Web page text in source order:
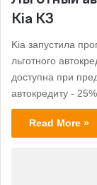
Kia K3
Kia запустила
льготного
доступна при
автокредиту -
Read More »